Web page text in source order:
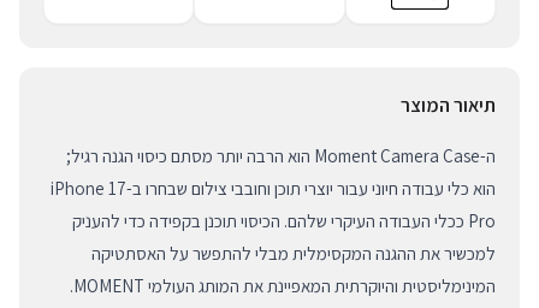
תיאור המוצר
ה-Moment Camera Case הוא הרבה יותר מסתם כיסוי הגנה רגיל;
הוא כלי עבודה חיוני עבור יוצרי תוכן וחובבי צילום שבחרו ב-iPhone 17
Pro ככלי העבודה העיקרי שלהם. הכיסוי תוכנן בקפידה כדי להעניק
למכשיר את ההגנה המקסימלית מבלי להתפשר על האסתטיקה
המינימליסטית והיוקרתית המאפיינת את המותג העולמי MOMENT.